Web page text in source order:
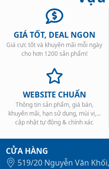
GIÁ TỐT, DEAL NGON
Giá cực tốt và khuyến mãi mỗi ngày
cho hơn 1200 sản phẩm!
WEBSITE CHUẨN
Thông tin sản phẩm, giá bán,
khuyến mãi, hạn sử dụng, mùi vị,...
cập nhật tự động & chính xác
CỬA HÀNG
519/20 Nguyễn Văn